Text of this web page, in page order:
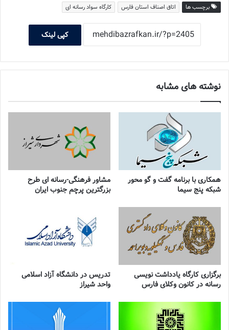
برچسب ها اتاق اصناف استان فارس کارگاه سواد رسانه ای
کپی لینک
نوشته های مشابه
همکاری با برنامه گفت و گو محور
شبکه پنج سیما
مشاور فرهنگی-رسانه ای طرح
بزرگترین پرچم جنوب ایران
برگزاری کارگاه یادداشت نویسی
رسانه در کانون وکلای فارس
تدریس در دانشگاه آزاد اسلامی
واحد شیراز